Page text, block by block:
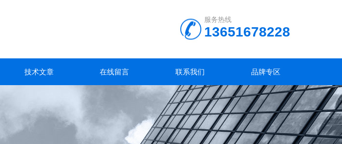
服务热线
13651678228
技术文章 在线留言 联系我们 品牌专区